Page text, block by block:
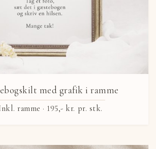
med grafik i ramme
ramme · 195,- kr. pr. stk.